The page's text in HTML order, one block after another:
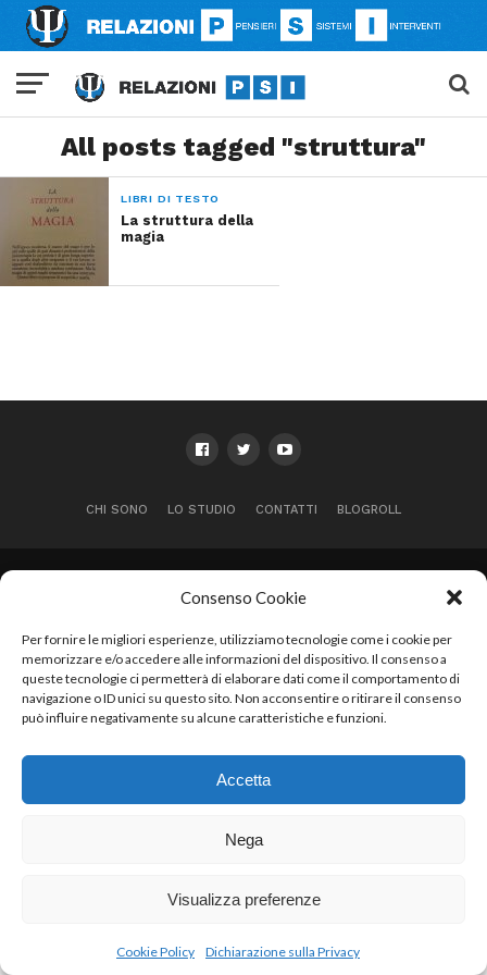
Consenso Cookie
Per fornire le migliori esperienze, utilizziamo tecnologie come i cookie per
memorizzare e/o accedere alle informazioni del dispositivo. Il consenso a
queste tecnologie ci permetterà di elaborare dati come il comportamento di
navigazione o ID unici su questo sito. Non acconsentire o ritirare il consenso
può influire negativamente su alcune caratteristiche e funzioni.
Accetta
Nega
Visualizza preferenze
Cookie Policy Dichiarazione sulla Privacy
All posts tagged "struttura"
LIBRI DI TESTO
La struttura della
magia
CHI SONO LO STUDIO CONTATTI BLOGROLL
02412960698 - tel: 3477504713 - skype: francescadisipio83